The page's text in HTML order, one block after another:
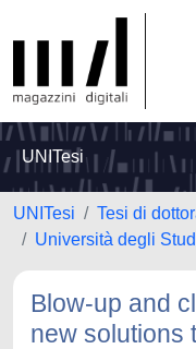
UNITesi
UNITesi
Tesi di
Università degli
Blow-up and
new solutions